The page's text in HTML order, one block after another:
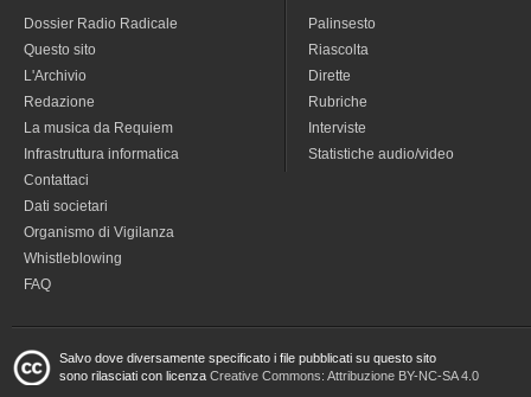
Dossier Radio Radicale
Questo sito
L'Archivio
Redazione
La musica da Requiem
Infrastruttura informatica
Contattaci
Dati societari
Organismo di Vigilanza
Whistleblowing
FAQ
Palinsesto
Riascolta
Dirette
Rubriche
Interviste
Statistiche audio/video
Salvo dove diversamente specificato i file pubblicati su questo sito
sono rilasciati con licenza Creative Commons: Attribuzione BY-NC-SA 4.0